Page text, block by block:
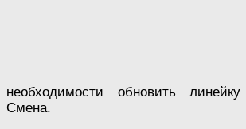
необходимости обновить
Смена.